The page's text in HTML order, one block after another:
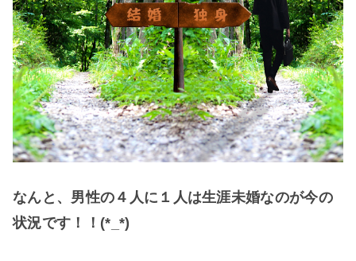
なんと、男性の４人に１人は生涯未婚なのが今の
状況です！！(*_*)